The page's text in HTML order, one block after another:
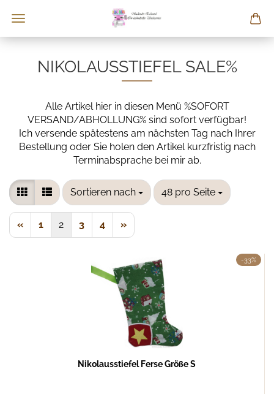
NIKOLAUSSTIEFEL SALE%
Alle Artikel hier in diesen Menü %SOFORT
VERSAND/ABHOLLUNG% sind sofort verfügbar!
Ich versende spätestens am nächsten Tag nach Ihrer
Bestellung oder Sie holen den Artikel kurzfristig nach
Terminabsprache bei mir ab.
Sortieren nach
Sortieren nach 48 pro Seite
pro Seite
« 1 2 3 4 »
-33%
Nikolausstiefel Ferse Größe S